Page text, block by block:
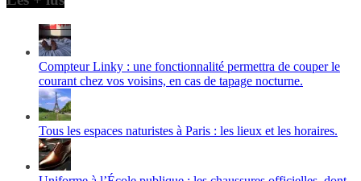
Compteur Linky : une fonctionnalité permettra de couper le
courant chez vos voisins, en cas de tapage nocturne.
Tous les espaces naturistes à Paris : les lieux et les horaires.